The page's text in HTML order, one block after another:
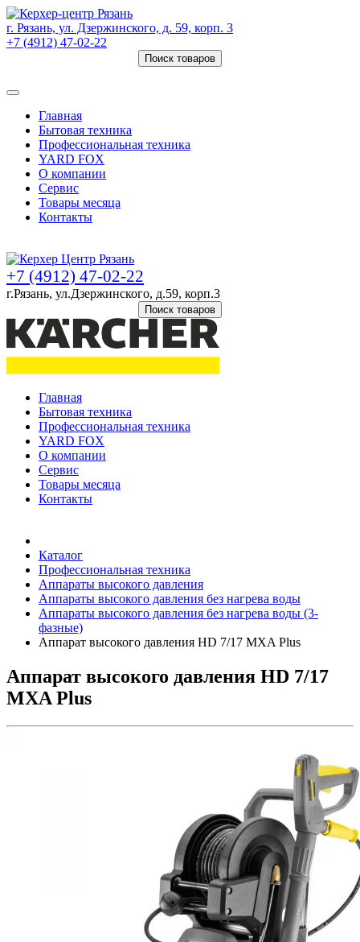
г. Рязань, ул. Дзержинского, д. 59, корп. 3
+7 (4912) 47-02-22
Поиск товаров
Главная
Бытовая техника
Профессиональная техника
YARD FOX
О компании
Сервис
Товары месяца
Контакты
+7 (4912) 47-02-22
г.Рязань, ул.Дзержинского, д.59, корп.3
Поиск товаров
Главная
Бытовая техника
Профессиональная техника
YARD FOX
О компании
Сервис
Товары месяца
Контакты
Каталог
Профессиональная техника
Аппараты высокого давления
Аппараты высокого давления без нагрева воды
Аппараты высокого давления без нагрева воды (3-
фазные)
Аппарат высокого давления HD 7/17 MXA Plus
Аппарат высокого давления HD 7/17
MXA Plus